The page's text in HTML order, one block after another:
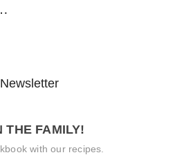
Newsletter
THE FAMILY!
with our recipes.